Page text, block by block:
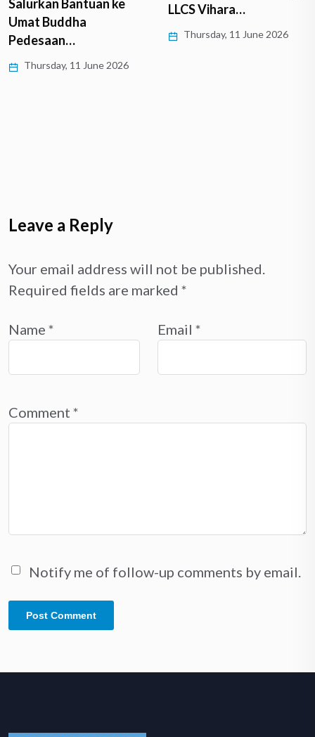
LLCS Vihara…
Thursday, 11 June 2026
360°, VR, dan
Photobook
Leave a Reply
Your email address will not be published.
Required fields are marked *
Name * Email *
Comment *
Notify me of follow-up comments by email.